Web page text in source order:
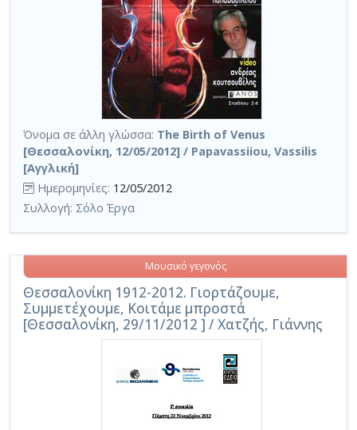
Όνομα σε άλλη γλώσσα: The Birth of Venus
[Θεσσαλονίκη, 12/05/2012] / Papavassiiou, Vassilis
[Αγγλική]
Ημερομηνίες: 12/05/2012
Συλλογή: Σόλο Έργα
Θεσσαλονίκη 1912-2012. Γιορτάζουμε,
Συμμετέχουμε, Κοιτάμε μπροστά
[Θεσσαλονίκη, 29/11/2012 ] / Χατζής, Γιάννης
Μουσικό γεγονός